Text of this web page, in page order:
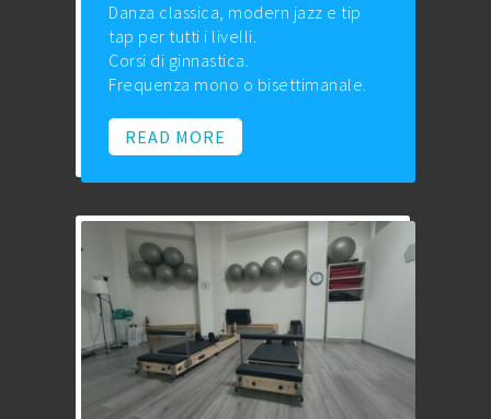
Danza classica, modern jazz e tip
tap per tutti i livelli.
Corsi di ginnastica.
Frequenza mono o bisettimanale.
READ MORE